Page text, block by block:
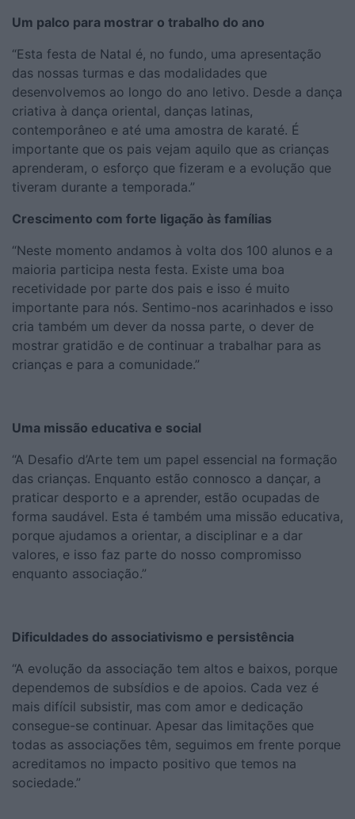
Um palco para mostrar o trabalho do ano
“Esta festa de Natal é, no fundo, uma apresentação
das nossas turmas e das modalidades que
desenvolvemos ao longo do ano letivo. Desde a dança
criativa à dança oriental, danças latinas,
contemporâneo e até uma amostra de karaté. É
importante que os pais vejam aquilo que as crianças
aprenderam, o esforço que fizeram e a evolução que
tiveram durante a temporada.”
Crescimento com forte ligação às famílias
“Neste momento andamos à volta dos 100 alunos e a
maioria participa nesta festa. Existe uma boa
recetividade por parte dos pais e isso é muito
importante para nós. Sentimo-nos acarinhados e isso
cria também um dever da nossa parte, o dever de
mostrar gratidão e de continuar a trabalhar para as
crianças e para a comunidade.”
Uma missão educativa e social
“A Desafio d’Arte tem um papel essencial na formação
das crianças. Enquanto estão connosco a dançar, a
praticar desporto e a aprender, estão ocupadas de
forma saudável. Esta é também uma missão educativa,
porque ajudamos a orientar, a disciplinar e a dar
valores, e isso faz parte do nosso compromisso
enquanto associação.”
Dificuldades do associativismo e persistência
“A evolução da associação tem altos e baixos, porque
dependemos de subsídios e de apoios. Cada vez é
mais difícil subsistir, mas com amor e dedicação
consegue-se continuar. Apesar das limitações que
todas as associações têm, seguimos em frente porque
acreditamos no impacto positivo que temos na
sociedade.”